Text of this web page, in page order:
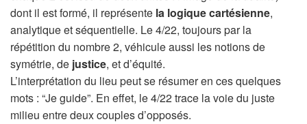
dont il est formé, il représente la logique cartésienne,
analytique et séquentielle. Le 4/22, toujours par la
répétition du nombre 2, véhicule aussi les notions de
symétrie, de justice, et d’équité.
L’interprétation du lieu peut se résumer en ces quelques
mots : “Je guide”. En effet, le 4/22 trace la voie du juste
milieu entre deux couples d’opposés.